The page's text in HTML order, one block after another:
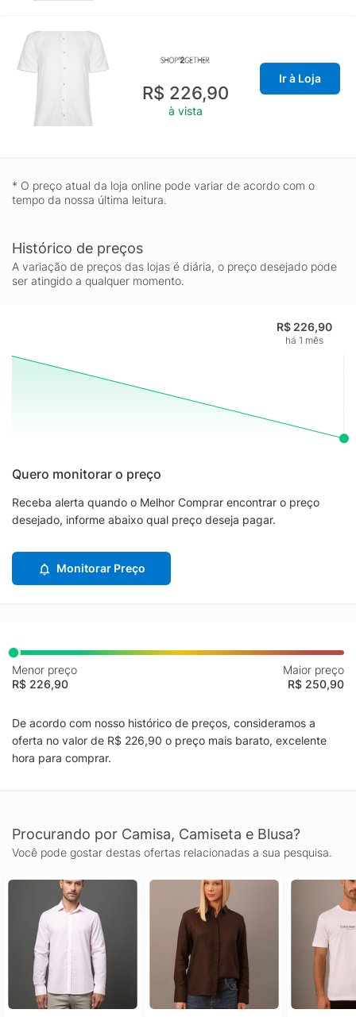
R$ 226,90
à vista
Ir à Loja
* O preço atual da loja online pode variar de acordo com o
tempo da nossa última leitura.
Histórico de preços
A variação de preços das lojas é diária, o preço desejado pode
ser atingido a qualquer momento.
R$ 226,90
há 1 mês
Quero monitorar o preço
Receba alerta quando o Melhor Comprar encontrar o preço
desejado, informe abaixo qual preço deseja pagar.
Monitorar Preço
Menor preço
R$ 226,90
Maior preço
R$ 250,90
De acordo com nosso histórico de preços, consideramos a
oferta no valor de R$ 226,90 o preço mais barato, excelente
hora para comprar.
Procurando por Camisa, Camiseta e Blusa?
Você pode gostar destas ofertas relacionadas a sua pesquisa.